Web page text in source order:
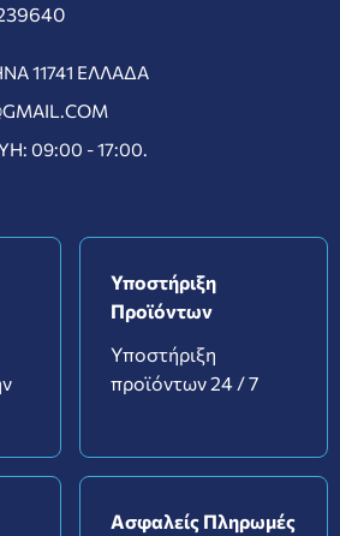
11741 ΕΛΛΆΔΑ
09:00 - 17:00.
Υποστήριξη
Προϊόντων
Υποστήριξη
προϊόντων 24 / 7
Ασφαλείς Πληρωμές